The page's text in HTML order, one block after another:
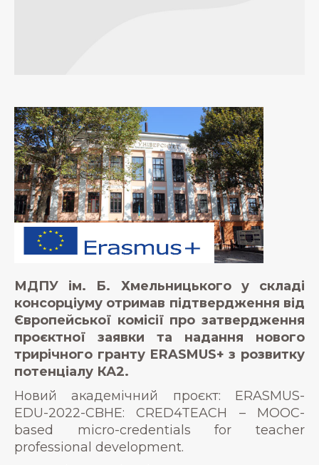
МДПУ ім. Б. Хмельницького у складі
консорціуму отримав підтвердження від
Європейської комісії про затвердження
проєктної заявки та надання нового
трирічного гранту ERASMUS+ з розвитку
потенціалу КА2.
Новий академічний проєкт: ERASMUS-
EDU-2022-CBHE: CRED4TEACH – MOOC-
based micro-credentials for teacher
professional development.